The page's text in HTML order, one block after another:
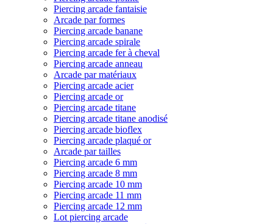
Piercing arcade fantaisie
Arcade par formes
Piercing arcade banane
Piercing arcade spirale
Piercing arcade fer à cheval
Piercing arcade anneau
Arcade par matériaux
Piercing arcade acier
Piercing arcade or
Piercing arcade titane
Piercing arcade titane anodisé
Piercing arcade bioflex
Piercing arcade plaqué or
Arcade par tailles
Piercing arcade 6 mm
Piercing arcade 8 mm
Piercing arcade 10 mm
Piercing arcade 11 mm
Piercing arcade 12 mm
Lot piercing arcade